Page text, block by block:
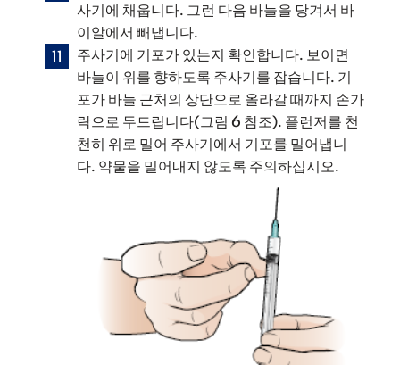
사기에 채웁니다. 그런 다음 바늘을 당겨서 바
이알에서 빼냅니다.
주사기에 기포가 있는지 확인합니다. 보이면
바늘이 위를 향하도록 주사기를 잡습니다. 기
포가 바늘 근처의 상단으로 올라갈 때까지 손가
락으로 두드립니다(그림 6 참조). 플런저를 천
천히 위로 밀어 주사기에서 기포를 밀어냅니
다. 약물을 밀어내지 않도록 주의하십시오.